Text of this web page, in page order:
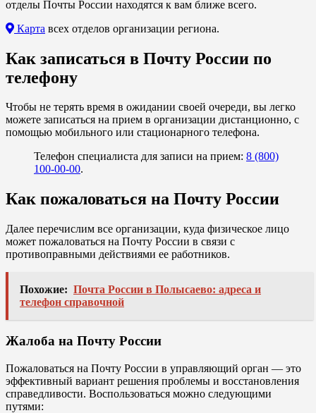
отделы Почты России находятся к вам ближе всего.
Карта всех отделов организации региона.
Как записаться в Почту России по
телефону
Чтобы не терять время в ожидании своей очереди, вы легко
можете записаться на прием в организации дистанционно, с
помощью мобильного или стационарного телефона.
Телефон специалиста для записи на прием: 8 (800)
100-00-00.
Как пожаловаться на Почту России
Далее перечислим все организации, куда физическое лицо
может пожаловаться на Почту России в связи с
противоправными действиями ее работников.
Похожие: Почта России в Полысаево: адреса и
телефон справочной
Жалоба на Почту России
Пожаловаться на Почту России в управляющий орган — это
эффективный вариант решения проблемы и восстановления
справедливости. Воспользоваться можно следующими
путями: